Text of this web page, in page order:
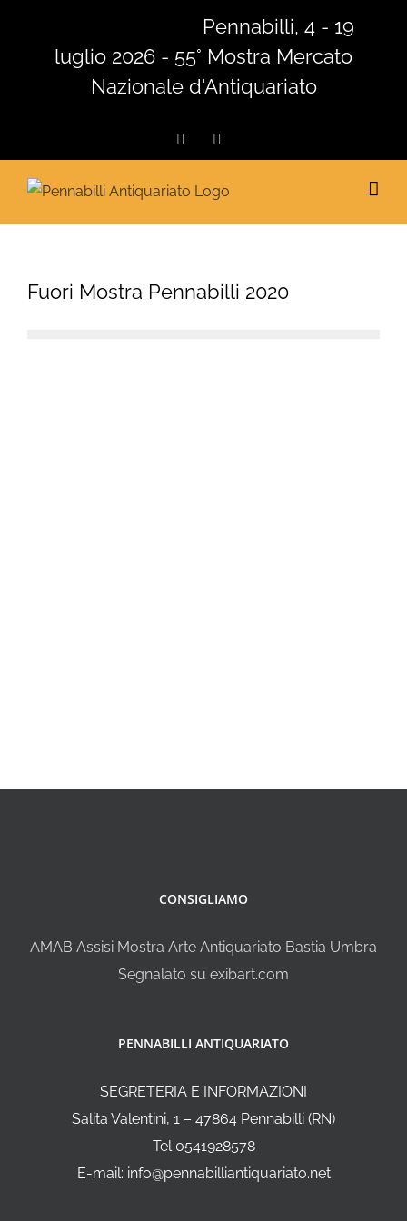
contenuto
Pennabilli, 4 - 19
luglio 2026 - 55° Mostra Mercato
Nazionale d'Antiquariato
Facebook
Fuori Mostra Pennabilli 2020
CONSIGLIAMO
AMAB Assisi Mostra Arte Antiquariato Bastia Umbra
Segnalato su exibart.com
PENNABILLI ANTIQUARIATO
SEGRETERIA E INFORMAZIONI
Salita Valentini, 1 – 47864 Pennabilli (RN)
Tel 0541928578
E-mail: info@pennabilliantiquariato.net